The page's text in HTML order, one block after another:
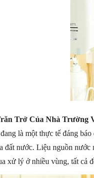
Trở Của Nhà Trường
là một thực tế đáng
đất nước. Liệu nguồn
xử lý ở nhiều vùng, tất cả